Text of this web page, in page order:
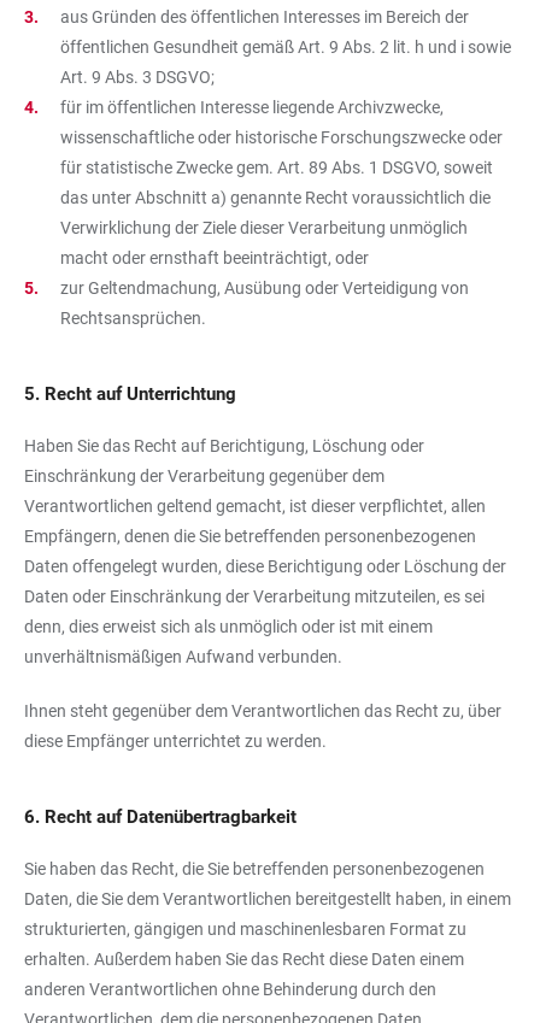
aus Gründen des öffentlichen Interesses im Bereich der
öffentlichen Gesundheit gemäß Art. 9 Abs. 2 lit. h und i sowie
Art. 9 Abs. 3 DSGVO;
für im öffentlichen Interesse liegende Archivzwecke,
wissenschaftliche oder historische Forschungszwecke oder
für statistische Zwecke gem. Art. 89 Abs. 1 DSGVO, soweit
das unter Abschnitt a) genannte Recht voraussichtlich die
Verwirklichung der Ziele dieser Verarbeitung unmöglich
macht oder ernsthaft beeinträchtigt, oder
zur Geltendmachung, Ausübung oder Verteidigung von
Rechtsansprüchen.
5. Recht auf Unterrichtung
Haben Sie das Recht auf Berichtigung, Löschung oder
Einschränkung der Verarbeitung gegenüber dem
Verantwortlichen geltend gemacht, ist dieser verpflichtet, allen
Empfängern, denen die Sie betreffenden personenbezogenen
Daten offengelegt wurden, diese Berichtigung oder Löschung der
Daten oder Einschränkung der Verarbeitung mitzuteilen, es sei
denn, dies erweist sich als unmöglich oder ist mit einem
unverhältnismäßigen Aufwand verbunden.
Ihnen steht gegenüber dem Verantwortlichen das Recht zu, über
diese Empfänger unterrichtet zu werden.
6. Recht auf Datenübertragbarkeit
Sie haben das Recht, die Sie betreffenden personenbezogenen
Daten, die Sie dem Verantwortlichen bereitgestellt haben, in einem
strukturierten, gängigen und maschinenlesbaren Format zu
erhalten. Außerdem haben Sie das Recht diese Daten einem
anderen Verantwortlichen ohne Behinderung durch den